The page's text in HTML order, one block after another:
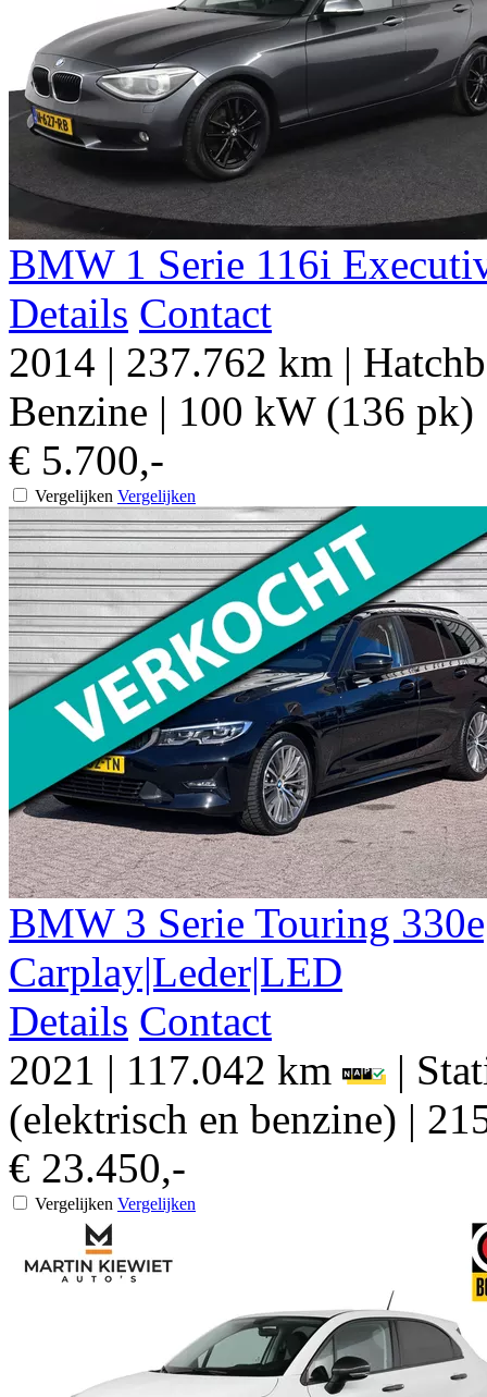
BMW 1 Serie 116i
Details Contact
2014 | 237.762 km |
Benzine | 100 kW (136 pk)
€ 5.700,-
Vergelijken Vergelijken
BMW 3 Serie Touring
Carplay|Leder|LED
Details Contact
2021 | 117.042 km |
(elektrisch en benzine) |
€ 23.450,-
Vergelijken Vergelijken